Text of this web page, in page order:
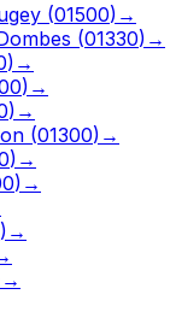
(01500) →
(01330) →
) →
) →
) →
(01300) →
) →
) →
) →
→